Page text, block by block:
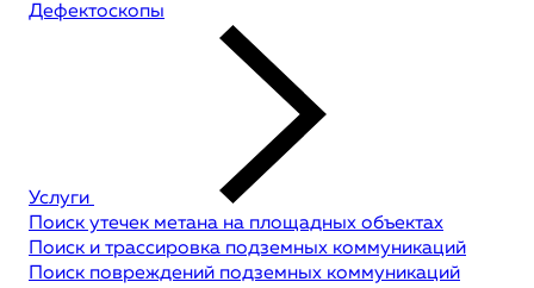
Дефектоскопы
Услуги
Поиск утечек метана на площадных объектах
Поиск и трассировка подземных коммуникаций
Поиск повреждений подземных коммуникаций